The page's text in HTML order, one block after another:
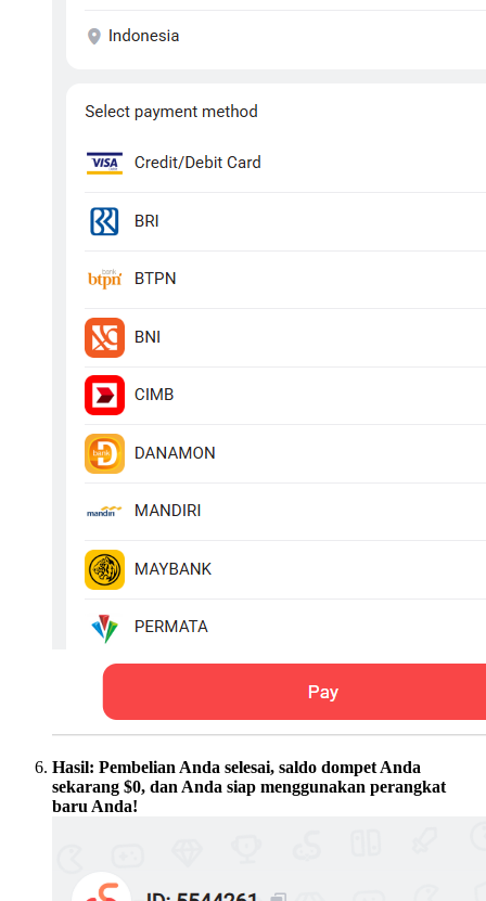
Hasil: Pembelian Anda selesai, saldo dompet Anda
sekarang $0, dan Anda siap menggunakan perangkat
baru Anda!